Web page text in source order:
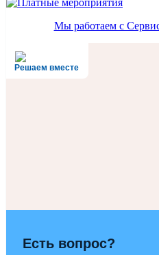
Мы работаем с
Решаем вместе
Есть вопрос?